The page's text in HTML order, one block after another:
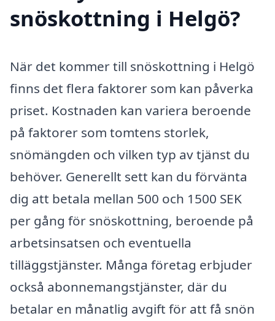
snöskottning i Helgö?
När det kommer till snöskottning i Helgö
finns det flera faktorer som kan påverka
priset. Kostnaden kan variera beroende
på faktorer som tomtens storlek,
snömängden och vilken typ av tjänst du
behöver. Generellt sett kan du förvänta
dig att betala mellan 500 och 1500 SEK
per gång för snöskottning, beroende på
arbetsinsatsen och eventuella
tilläggstjänster. Många företag erbjuder
också abonnemangstjänster, där du
betalar en månatlig avgift för att få snön